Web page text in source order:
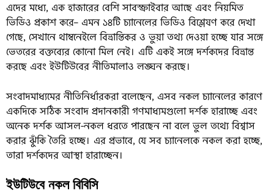
এদের মধ্যে, এক হাজারের বেশি সাবস্ক্রাইবার আছে এবং নিয়মিত
ভিডিও প্রকাশ করে– এমন ১৪টি চ্যানেলের ভিডিও বিশ্লেষণ করে দেখা
গেছে, সেখানে থাম্বনেইলে বিভ্রান্তিকর ও ভুয়া তথ্য দেওয়া হচ্ছে যার সঙ্গে
ভেতরের বক্তব্যের কোনো মিল নেই। এটি একই সঙ্গে দর্শকদের বিভ্রান্ত
করছে এবং ইউটিউবের নীতিমালাও লঙ্ঘন করছে।
সংবাদমাধ্যমের নীতিনির্ধারকরা বলেছেন, এসব নকল চ্যানেলের কারণে
একদিকে সঠিক সংবাদ প্রদানকারী গণমাধ্যমগুলো দর্শক হারাচ্ছে এবং
অনেক দর্শক আসল-নকল ধরতে পারছেন না বলে ভুল তথ্যে বিশ্বাস
করার ঝুঁকি তৈরি হচ্ছে। এর প্রভাবে, যে সব চ্যানেলকে নকল করা হচ্ছে,
তারা দর্শকদের আস্থা হারাচ্ছেন।
ইউটিউবে নকল বিবিসি